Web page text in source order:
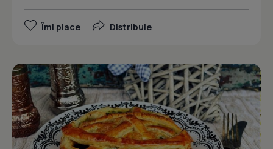
Îmi place Distribuie